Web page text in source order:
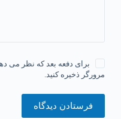
برای دفعه بعد که نظر می
مرورگر ذخیره کنید.
فرستادن دیدگاه